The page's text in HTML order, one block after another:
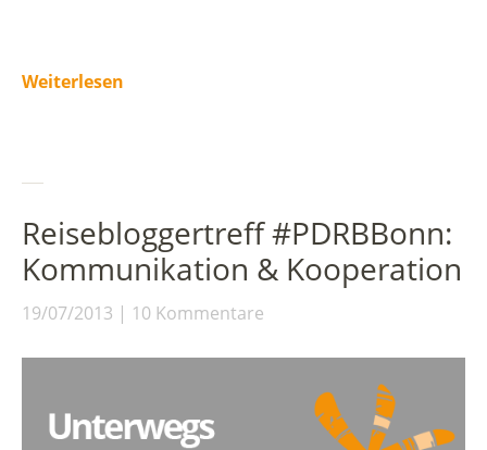
Weiterlesen
Reisebloggertreff #PDRBBonn:
Kommunikation & Kooperation
19/07/2013 10 Kommentare